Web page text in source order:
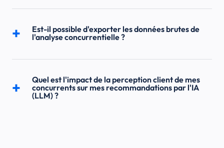
Est-il possible d'exporter les données brutes de
l'analyse concurrentielle ?
Quel est l'impact de la perception client de mes
concurrents sur mes recommandations par l'IA
(LLM) ?